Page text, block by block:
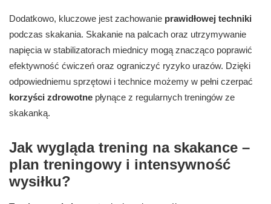
Dodatkowo, kluczowe jest zachowanie prawidłowej techniki
podczas skakania. Skakanie na palcach oraz utrzymywanie
napięcia w stabilizatorach miednicy mogą znacząco poprawić
efektywność ćwiczeń oraz ograniczyć ryzyko urazów. Dzięki
odpowiedniemu sprzętowi i technice możemy w pełni czerpać
korzyści zdrowotne płynące z regularnych treningów ze
skakanką.
Jak wygląda trening na skakance –
plan treningowy i intensywność
wysiłku?